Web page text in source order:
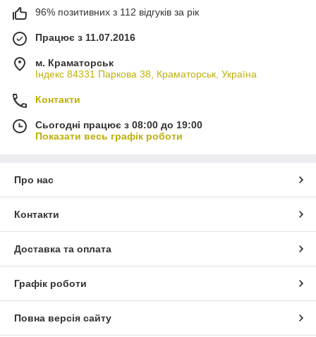
96% позитивних з 112 відгуків за рік
Працює з 11.07.2016
м. Краматорськ
Індекс 84331 Паркова 38, Краматорськ, Україна
Контакти
Сьогодні працює з 08:00 до 19:00
Показати весь графік роботи
Про нас
Контакти
Доставка та оплата
Графік роботи
Повна версія сайту